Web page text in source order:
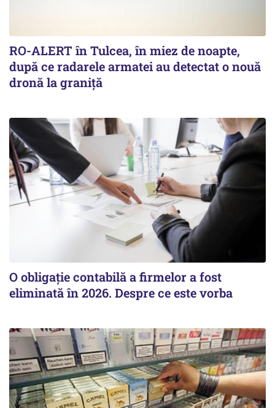
RO-ALERT în Tulcea, în miez de noapte,
după ce radarele armatei au detectat o nouă
dronă la graniță
O obligație contabilă a firmelor a fost
eliminată în 2026. Despre ce este vorba